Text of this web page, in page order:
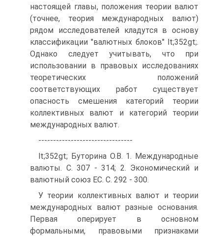
настоящей главы, положения теории валют
(точнее, теория международных валют)
рядом исследователей кладутся в основу
классификации "валютных блоков" lt;352gt;.
Однако следует учитывать, что при
использовании в правовых исследованиях
теоретических положений
соответствующих работ существует
опасность смешения категорий теории
коллективных валют и категорий теории
международных валют.
--------------------------------
lt;352gt; Буторина О.В. 1. Международные
валюты. С. 307 - 314; 2. Экономический и
валютный союз ЕС. С. 292 - 300.
У теории коллективных валют и теории
международных валют разные основания.
Первая оперирует в основном
формальными, правовыми признаками